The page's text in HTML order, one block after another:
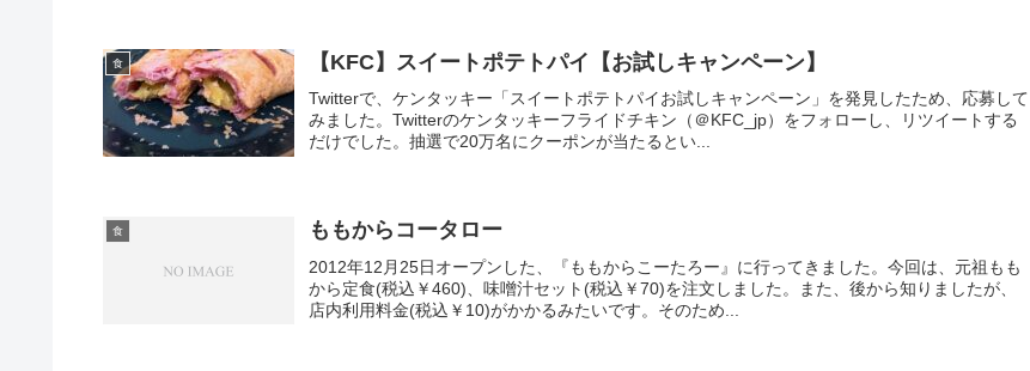
食 【KFC】スイートポテトパイ【お試しキャンペーン】
Twitterで、ケンタッキー「スイートポテトパイお試しキャンペーン」を発見したため、応募して
みました。Twitterのケンタッキーフライドチキン（＠KFC_jp）をフォローし、リツイートする
だけでした。抽選で20万名にクーポンが当たるとい...
食 ももからコータロー
2012年12月25日オープンした、『ももからこーたろー』に行ってきました。今回は、元祖もも
から定食(税込￥460)、味噌汁セット(税込￥70)を注文しました。また、後から知りましたが、
店内利用料金(税込￥10)がかかるみたいです。そのため...